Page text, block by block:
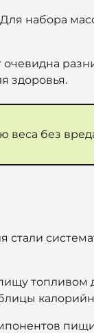
набора
здоровья.
без
топливом